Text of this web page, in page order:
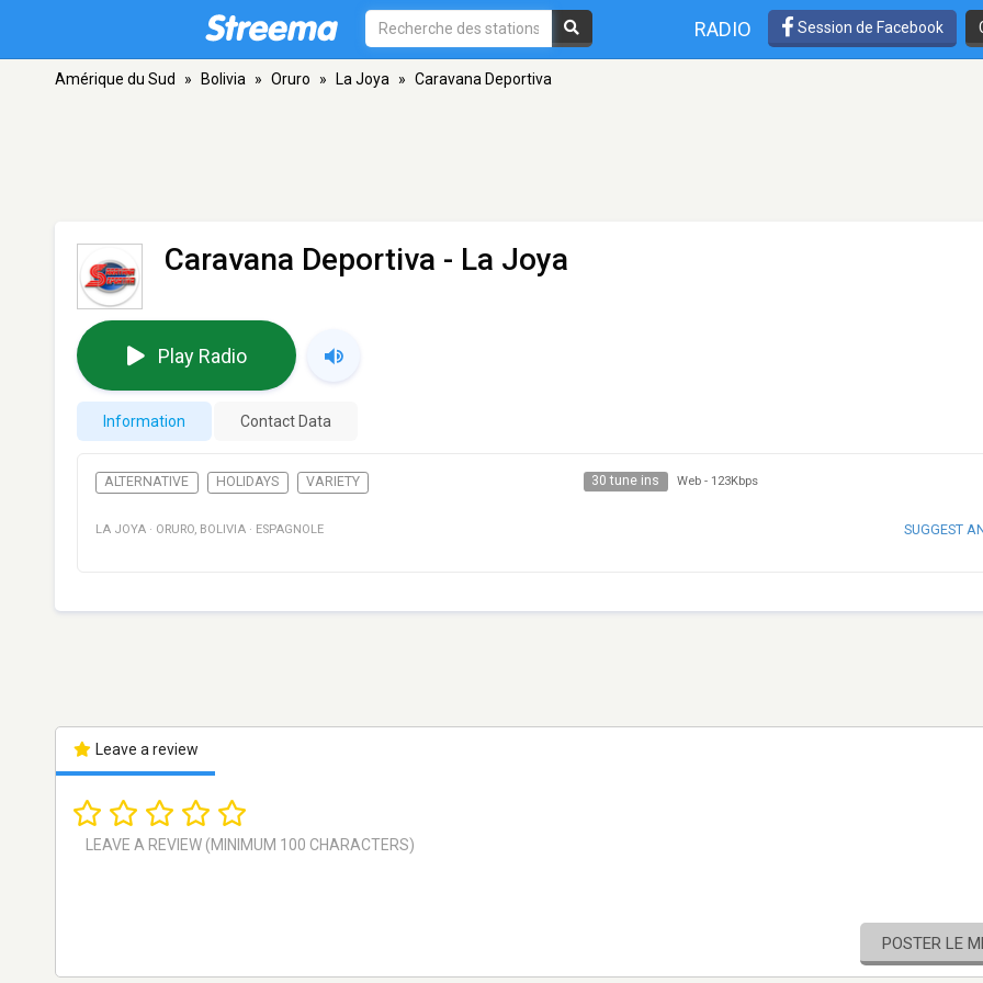
RADIO Session de Facebook
Amérique du Sud » Bolivia » Oruro » La Joya » Caravana Deportiva
Caravana Deportiva - La Joya
Play Radio
Information Contact Data
ALTERNATIVE HOLIDAYS VARIETY 30 tune ins Web - 123Kbps
LA JOYA · ORURO, BOLIVIA · ESPAGNOLE SUGGEST
Leave a review
POSTER LE